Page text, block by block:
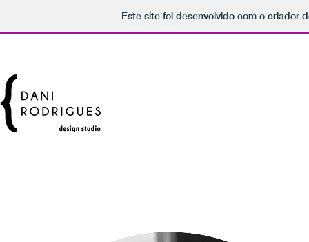
Este site foi desenvolvido com o criador